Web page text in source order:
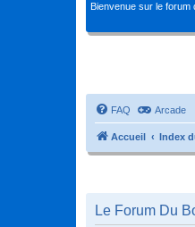
Bienvenue sur le forum
FAQ Arcade
Accueil Index
Le Forum Du